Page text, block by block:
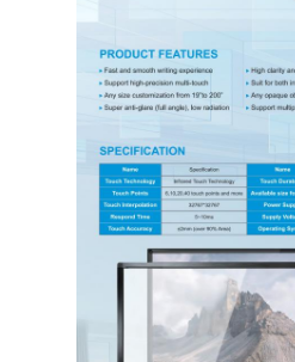
ติดต่อเรา
ข่าว
ทุกกรณี
Blog
พูดคุยกันเดี๋ยวนี้